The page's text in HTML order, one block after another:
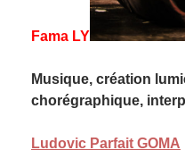
Fama LY
Musique, création
chorégraphique,
Ludovic Parfait GOMA